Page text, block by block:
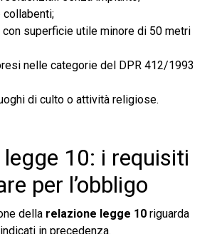
superficie utile minore di 50 metri
nelle categorie del DPR 412/1993
di culto o attività religiose.
legge 10: i requisiti
per l’obbligo
della relazione legge 10 riguarda
in precedenza.